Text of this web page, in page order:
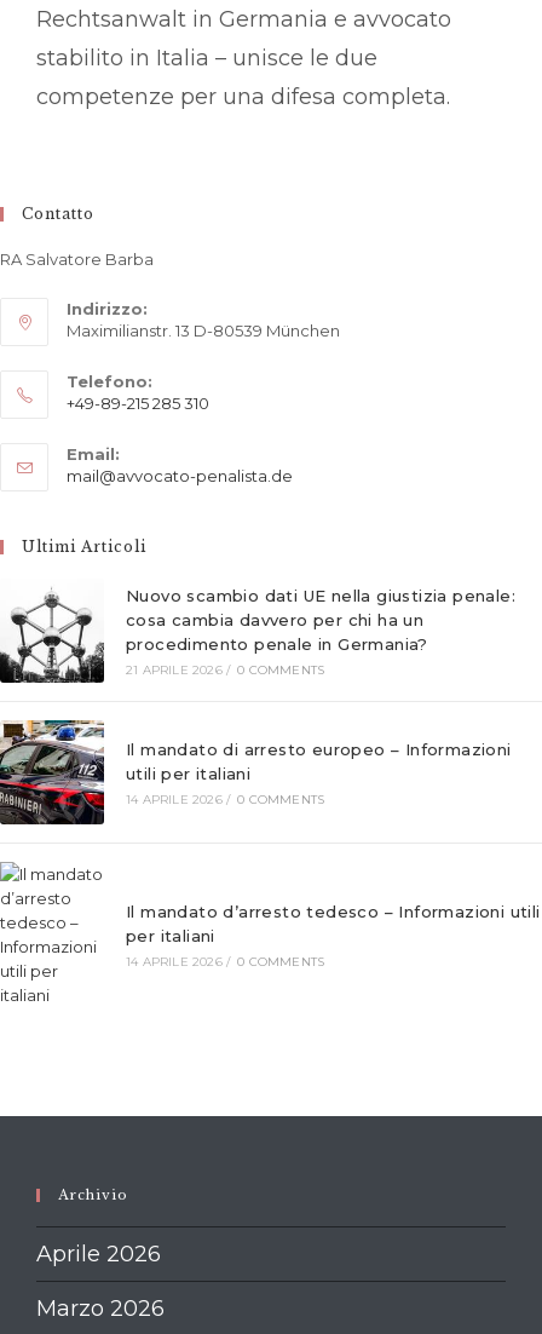
Rechtsanwalt in Germania e avvocato
stabilito in Italia – unisce le due
competenze per una difesa completa.
Contatto
RA Salvatore Barba
Indirizzo:
Maximilianstr. 13 D-80539 München
Telefono:
+49-89-215 285 310
in
your
Email:
mail@avvocato-penalista.de
Ultimi Articoli
Nuovo scambio dati UE nella giustizia penale:
cosa cambia davvero per chi ha un
procedimento penale in Germania?
21 APRILE 2026 / 0 COMMENTS
Il mandato di arresto europeo – Informazioni
utili per italiani
14 APRILE 2026 / 0 COMMENTS
Il mandato d’arresto tedesco – Informazioni utili
per italiani
14 APRILE 2026 / 0 COMMENTS
Archivio
Aprile 2026
Marzo 2026